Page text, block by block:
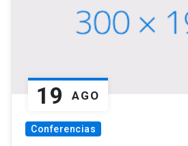
19 AGO
Conferencias